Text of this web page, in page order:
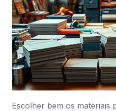
Escolher bem os materiais